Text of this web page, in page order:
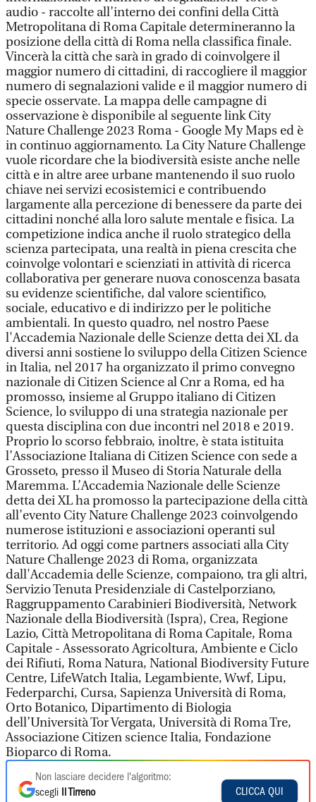
audio - raccolte all’interno dei confini della Città
Metropolitana di Roma Capitale determineranno la
posizione della città di Roma nella classifica finale.
Vincerà la città che sarà in grado di coinvolgere il
maggior numero di cittadini, di raccogliere il maggior
numero di segnalazioni valide e il maggior numero di
specie osservate. La mappa delle campagne di
osservazione è disponibile al seguente link City
Nature Challenge 2023 Roma - Google My Maps ed è
in continuo aggiornamento. La City Nature Challenge
vuole ricordare che la biodiversità esiste anche nelle
città e in altre aree urbane mantenendo il suo ruolo
chiave nei servizi ecosistemici e contribuendo
largamente alla percezione di benessere da parte dei
cittadini nonché alla loro salute mentale e fisica. La
competizione indica anche il ruolo strategico della
scienza partecipata, una realtà in piena crescita che
coinvolge volontari e scienziati in attività di ricerca
collaborativa per generare nuova conoscenza basata
su evidenze scientifiche, dal valore scientifico,
sociale, educativo e di indirizzo per le politiche
ambientali. In questo quadro, nel nostro Paese
l'Accademia Nazionale delle Scienze detta dei XL da
diversi anni sostiene lo sviluppo della Citizen Science
in Italia, nel 2017 ha organizzato il primo convegno
nazionale di Citizen Science al Cnr a Roma, ed ha
promosso, insieme al Gruppo italiano di Citizen
Science, lo sviluppo di una strategia nazionale per
questa disciplina con due incontri nel 2018 e 2019.
Proprio lo scorso febbraio, inoltre, è stata istituita
l’Associazione Italiana di Citizen Science con sede a
Grosseto, presso il Museo di Storia Naturale della
Maremma. L’Accademia Nazionale delle Scienze
detta dei XL ha promosso la partecipazione della città
all’evento City Nature Challenge 2023 coinvolgendo
numerose istituzioni e associazioni operanti sul
territorio. Ad oggi come partners associati alla City
Nature Challenge 2023 di Roma, organizzata
dall'Accademia delle Scienze, compaiono, tra gli altri,
Servizio Tenuta Presidenziale di Castelporziano,
Raggruppamento Carabinieri Biodiversità, Network
Nazionale della Biodiversità (Ispra), Crea, Regione
Lazio, Città Metropolitana di Roma Capitale, Roma
Capitale - Assessorato Agricoltura, Ambiente e Ciclo
dei Rifiuti, Roma Natura, National Biodiversity Future
Centre, LifeWatch Italia, Legambiente, Wwf, Lipu,
Federparchi, Cursa, Sapienza Università di Roma,
Orto Botanico, Dipartimento di Biologia
dell’Università Tor Vergata, Università di Roma Tre,
Associazione Citizen science Italia, Fondazione
Bioparco di Roma.
Non lasciare decidere l'algoritmo:
scegli
Il Tirreno
CLICCA QUI